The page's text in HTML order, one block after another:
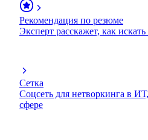
Рекомендация по резюме
Эксперт расскажет, как
Сетка
Соцсеть для нетворкинга в
сфере